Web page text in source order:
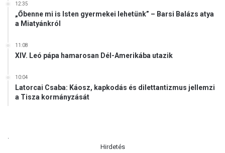
12:35
„Őbenne mi is Isten gyermekei lehetünk” – Barsi Balázs atya
a Miatyánkról
11:08
XIV. Leó pápa hamarosan Dél-Amerikába utazik
10:04
Latorcai Csaba: Káosz, kapkodás és dilettantizmus jellemzi
a Tisza kormányzását
Hirdetés